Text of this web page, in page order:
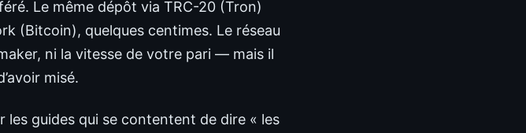
Le même dépôt via TRC-20 (Tron)
(Bitcoin), quelques centimes. Le réseau
ni la vitesse de votre pari — mais il
misé.
guides qui se contentent de dire « les